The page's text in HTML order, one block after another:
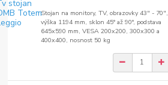
Stojan na monitory, TV, obrazovky 43" - 70",
výška 1194 mm, sklon 45° až 90°, podstava
645x590 mm, VESA 200x200, 300x300 a
400x400, nosnost 50 kg